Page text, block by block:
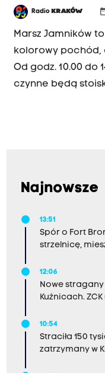
Radio KRAKÓW
Marsz Jamników
kolorowy pochód,
Od godz. 10.00 do
czynne będą
psów i ich
rehabilitant
Weterynaryjnej
piękności.
Najnowsze
13:51
Spór o Fort
strzelnicę,
12:06
Nowe
Kuźnicach.
10:54
Straciła 150
zatrzymany w